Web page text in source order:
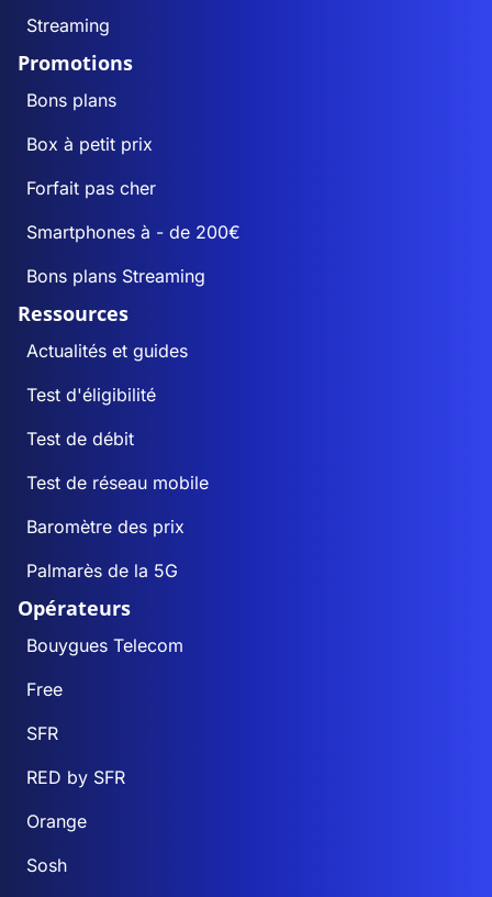
Streaming
Promotions
Bons plans
Box à petit prix
Forfait pas cher
Smartphones à - de 200€
Bons plans Streaming
Ressources
Actualités et guides
Test d'éligibilité
Test de débit
Test de réseau mobile
Baromètre des prix
Palmarès de la 5G
Opérateurs
Bouygues Telecom
Free
SFR
RED by SFR
Orange
Sosh